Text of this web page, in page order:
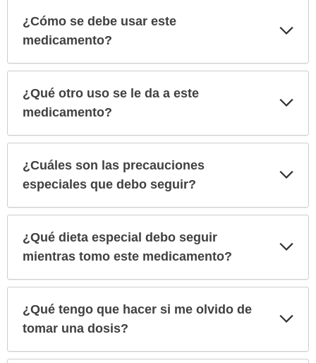
¿Cómo se debe usar este
medicamento?
¿Qué otro uso se le da a este
medicamento?
¿Cuáles son las precauciones
especiales que debo seguir?
¿Qué dieta especial debo seguir
mientras tomo este medicamento?
¿Qué tengo que hacer si me olvido de
tomar una dosis?